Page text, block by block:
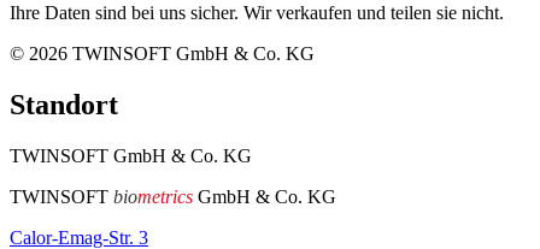
Ihre Daten sind bei uns sicher. Wir verkaufen und teilen sie nicht.
© 2026 TWINSOFT GmbH & Co. KG
Standort
TWINSOFT GmbH & Co. KG
TWINSOFT biometrics GmbH & Co. KG
Calor-Emag-Str. 3